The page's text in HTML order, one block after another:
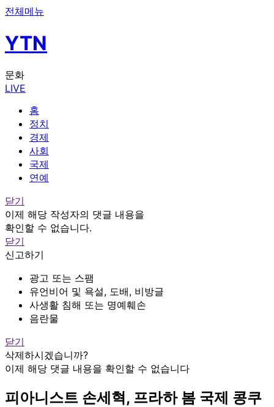
전체메뉴
YTN
문화
LIVE
홈
정치
경제
사회
국제
연예
닫기
이제 해당 작성자의 댓글 내용을
확인할 수 없습니다.
닫기
신고하기
광고 또는 스팸
유언비어 및 욕설, 도배, 비방글
사생활 침해 또는 명예훼손
음란물
닫기
삭제하시겠습니까?
이제 해당 댓글 내용을 확인할 수 없습니다
피아니스트 손세혁, 프라하 봄 국제 콩쿠